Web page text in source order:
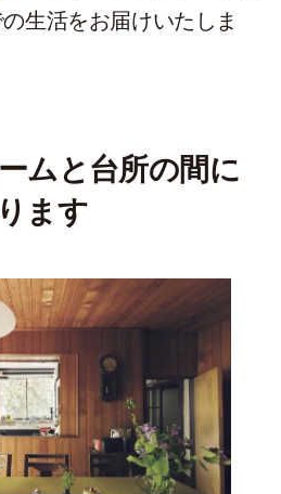
生活をお届けいたしま
ムと台所の間に
ます